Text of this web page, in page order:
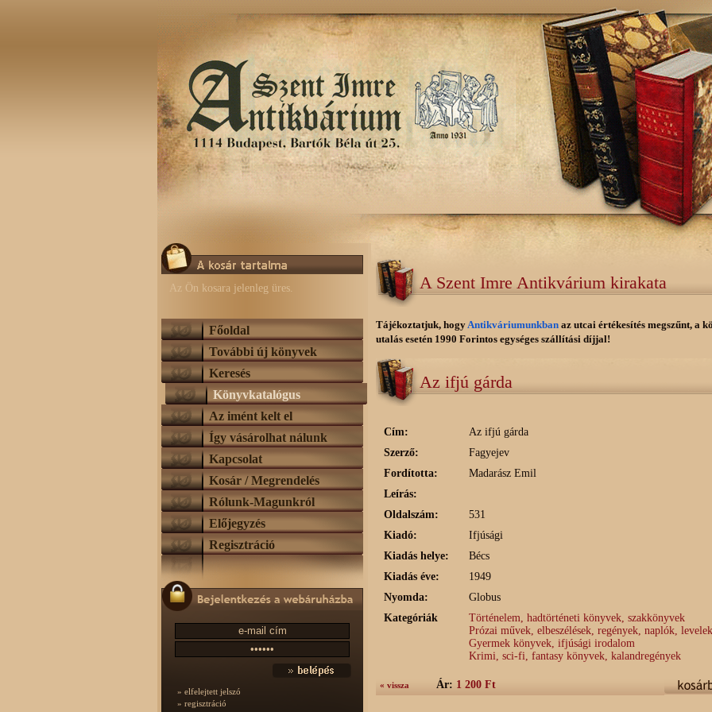
Az Ön kosara jelenleg üres.
Főoldal
További új könyvek
Keresés
Könyvkatalógus
Az imént kelt el
Így vásárolhat nálunk
Kapcsolat
Kosár / Megrendelés
Rólunk-Magunkról
Előjegyzés
Regisztráció
» elfelejtett jelszó
» regisztráció
A Szent Imre Antikvárium kirakata
Tájékoztatjuk, hogyAntikváriumunkban az utcai értékesítés megszűnt, a
utalás esetén 1990 Forintos egységes szállítási díjjal!
Az ifjú gárda
Cím:
Az ifjú gárda
Szerző:
Fagyejev
Fordította:
Madarász Emil
Leírás:
Oldalszám:
531
Kiadó:
Ifjúsági
Kiadás helye:
Bécs
Kiadás éve:
1949
Nyomda:
Globus
Kategóriák
Történelem, hadtörténeti könyvek, szakkönyvek
Prózai művek, elbeszélések, regények, naplók, levelek
Gyermek könyvek, ifjúsági irodalom
Krimi, sci-fi, fantasy könyvek, kalandregények
« vissza Ár: 1 200 Ft